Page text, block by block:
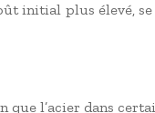
initial plus élevé,
l’acier dans